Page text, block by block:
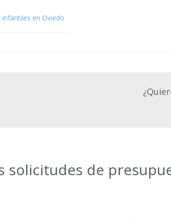
en Oviedo
solicitudes de